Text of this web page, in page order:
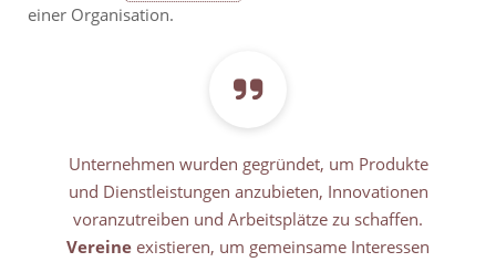
einer Organisation.
Unternehmen wurden gegründet, um Produkte
und Dienstleistungen anzubieten, Innovationen
voranzutreiben und Arbeitsplätze zu schaffen.
Vereine existieren, um gemeinsame Interessen